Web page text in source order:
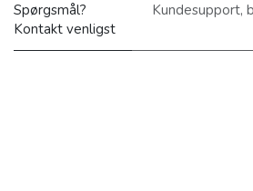
Spørgsmål?
Kontakt venligst
Kundesupport,